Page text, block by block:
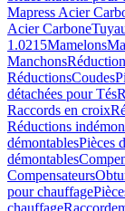
Mapress Acier
Acier Carbone
1.0215Mamelons
Manchons
RéductionsCoudes
détachées pour Tés
Raccords en croix
Réductions
démontablesPièces
démontables
Compensateurs
pour chauffage
chauffage